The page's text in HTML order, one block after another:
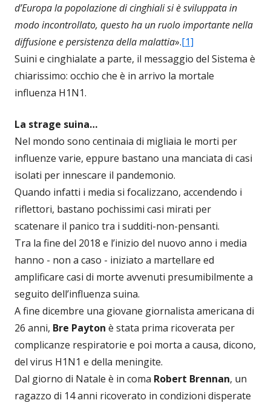
d’Europa la popolazione di cinghiali si è sviluppata in
modo incontrollato, questo ha un ruolo importante nella
diffusione e persistenza della malattia».[1]
Suini e cinghialate a parte, il messaggio del Sistema è
chiarissimo: occhio che è in arrivo la mortale
influenza H1N1.
La strage suina…
Nel mondo sono centinaia di migliaia le morti per
influenze varie, eppure bastano una manciata di casi
isolati per innescare il pandemonio.
Quando infatti i media si focalizzano, accendendo i
riflettori, bastano pochissimi casi mirati per
scatenare il panico tra i sudditi-non-pensanti.
Tra la fine del 2018 e l’inizio del nuovo anno i media
hanno - non a caso - iniziato a martellare ed
amplificare casi di morte avvenuti presumibilmente a
seguito dell’influenza suina.
A fine dicembre una giovane giornalista americana di
26 anni, Bre Payton è stata prima ricoverata per
complicanze respiratorie e poi morta a causa, dicono,
del virus H1N1 e della meningite.
Dal giorno di Natale è in coma Robert Brennan, un
ragazzo di 14 anni ricoverato in condizioni disperate